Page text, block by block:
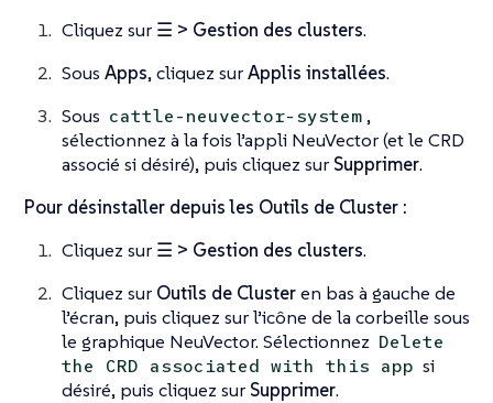
Cliquez sur ☰ > Gestion des clusters.
Sous Apps, cliquez surApplis installées.
Sous cattle-neuvector-system,
sélectionnez à la fois l’appli NeuVector (et le CRD
associé si désiré), puis cliquez sur Supprimer.
Pour désinstaller depuis les Outils de Cluster :
Cliquez sur ☰ > Gestion des clusters.
Cliquez sur Outils de Clusteren bas à gauche de
l’écran, puis cliquez sur l’icône de la corbeille sous
le graphique NeuVector. Sélectionnez Delete
the CRD associated with this app si
désiré, puis cliquez sur Supprimer.